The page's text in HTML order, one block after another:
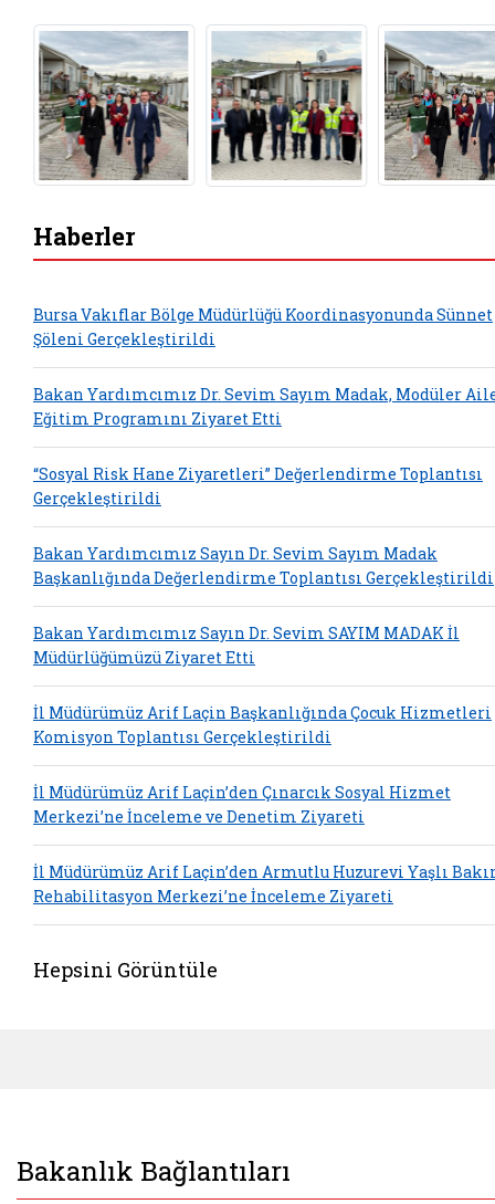
Haberler
Bursa Vakıflar Bölge Müdürlüğü Koordinasyonunda Sünnet
Şöleni Gerçekleştirildi
Bakan Yardımcımız Dr. Sevim Sayım Madak, Modüler
Eğitim Programını Ziyaret Etti
“Sosyal Risk Hane Ziyaretleri” Değerlendirme Toplantısı
Gerçekleştirildi
Bakan Yardımcımız Sayın Dr. Sevim Sayım Madak
Başkanlığında Değerlendirme Toplantısı Gerçekleştirildi
Bakan Yardımcımız Sayın Dr. Sevim SAYIM MADAK İl
Müdürlüğümüzü Ziyaret Etti
İl Müdürümüz Arif Laçin Başkanlığında Çocuk Hizmetleri
Komisyon Toplantısı Gerçekleştirildi
İl Müdürümüz Arif Laçin’den Çınarcık Sosyal Hizmet
Merkezi’ne İnceleme ve Denetim Ziyareti
İl Müdürümüz Arif Laçin’den Armutlu Huzurevi Yaşlı
Rehabilitasyon Merkezi’ne İnceleme Ziyareti
Hepsini Görüntüle
Bakanlık Bağlantıları